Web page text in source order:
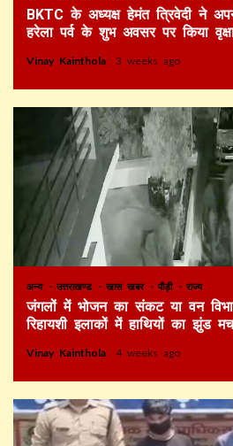
BKTC के अध्यक्ष हेमंत त्रिवेदी ने
हरेला पर्व के शुभ अवसर पर किया
Vinay Kainthola 3 weeks ago
अन्य उत्तराखण्ड खास खबर पौड़ी राज्य
जंगलों में भोजन का संकट या वन
रिहायशी इलाकों में हाथियों का झुंड
Vinay Kainthola 4 weeks ago